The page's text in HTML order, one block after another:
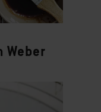
Weber